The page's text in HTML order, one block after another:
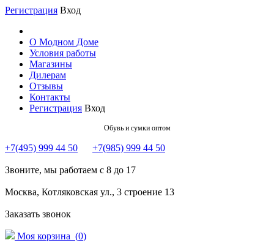
Регистрация Вход
О Модном Доме
Условия работы
Магазины
Дилерам
Отзывы
Контакты
Регистрация Вход
Обувь и сумки оптом
+7(495) 999 44 50 +7(985) 999 44 50
Звоните, мы работаем с 8 до 17
Москва, Котляковская ул., 3 строение 13
Заказать звонок
Моя корзина (0)